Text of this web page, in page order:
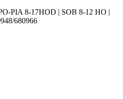
PIA 8-17HOD | SOB 8-12 HO |
680966